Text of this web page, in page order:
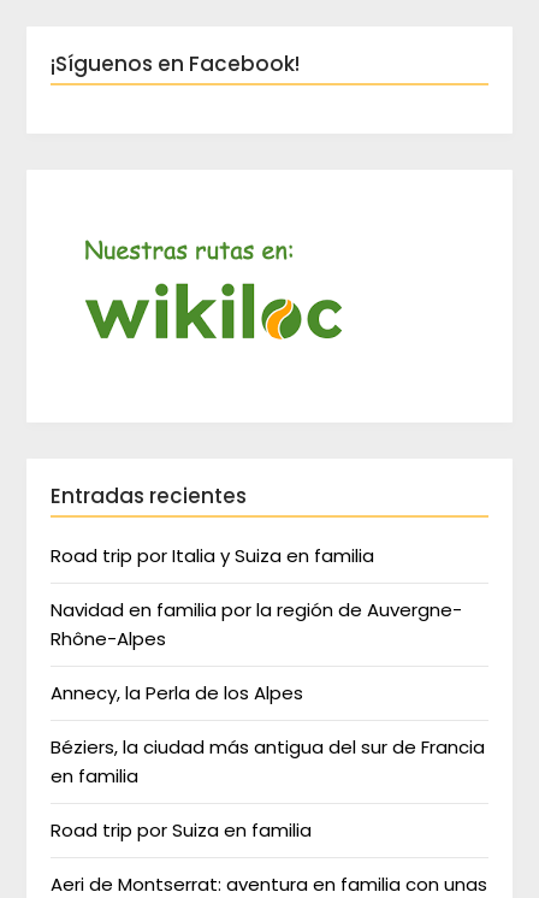
¡Síguenos en Facebook!
Entradas recientes
Road trip por Italia y Suiza en familia
Navidad en familia por la región de Auvergne-
Rhône-Alpes
Annecy, la Perla de los Alpes
Béziers, la ciudad más antigua del sur de Francia
en familia
Road trip por Suiza en familia
Aeri de Montserrat: aventura en familia con unas